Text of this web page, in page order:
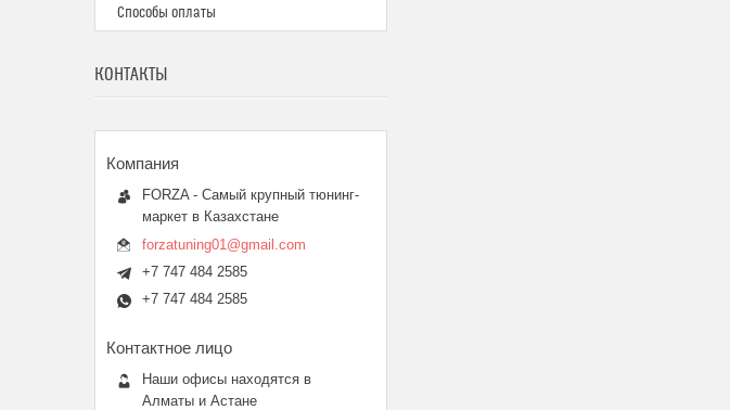
Способы оплаты
КОНТАКТЫ
FORZA - Самый крупный тюнинг-
маркет в Казахстане
forzatuning01@gmail.com
+7 747 484 2585
+7 747 484 2585
Наши офисы находятся в
Алматы и Астане